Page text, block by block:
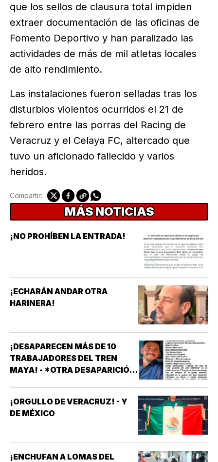
que los sellos de clausura total impiden
extraer documentación de las oficinas de
Fomento Deportivo y han paralizado las
actividades de más de mil atletas locales
de alto rendimiento.
Las instalaciones fueron selladas tras los
disturbios violentos ocurridos el 21 de
febrero entre las porras del Racing de
Veracruz y el Celaya FC, altercado que
tuvo un aficionado fallecido y varios
heridos.
Compartir:
MÁS NOTICIAS
¡NO PROHÍBEN LA ENTRADA!
¡ECHARÁN ANDAR OTRA
HARINERA!
¡DESAPARECEN MÁS DE 10
TRABAJADORES DEL TREN
MAYA! - *OTRA DESAPARICIÓN
¡ORGULLO DE VERACRUZ! - Y
DE MÉXICO
¡ENCHUFAN A LOMAS DEL